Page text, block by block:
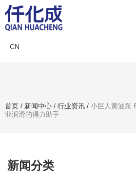
CN
首页 / 新闻中心 / 行业资讯 / 小巨人黄油泵
业润滑的得力助手
新闻分类